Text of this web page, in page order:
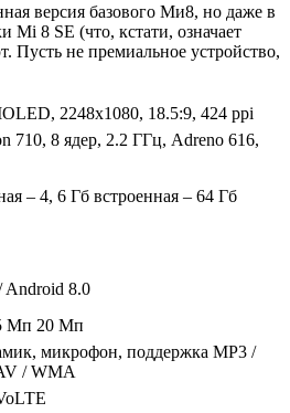
версия базового Ми8, но даже в
Mi 8 SE (что, кстати, означает
Пусть не премиальное устройство,
2248х1080, 18.5:9, 424 ppi
710, 8 ядер, 2.2 ГГц, Adreno 616,
– 4, 6 Гб встроенная – 64 Гб
Android 8.0
Мп 20 Мп
микрофон, поддержка MP3 /
/ WMA